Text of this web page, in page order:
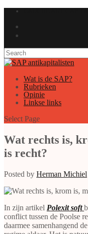
Wat is de SAP?
Rubrieken
Opinie
Linkse links
Select Page
Wat rechts is,
is recht?
Posted by Herman Michiel
In zijn artikel Polexit soft
conflict tussen de Poolse
daarmee samenhangend